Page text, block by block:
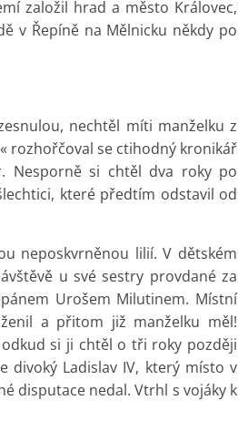
založil hrad a město Královec,
v Řepíně na Mělnicku někdy po
nechtěl míti manželku z
rozhořčoval se ctihodný kronikář
Nesporně si chtěl dva roky po
které předtím odstavil od
neposkvrněnou lilií. V dětském
u své sestry provdané za
Urošem Milutinem. Místní
a přitom již manželku měl!
si ji chtěl o tři roky později
divoký Ladislav IV, který místo v
disputace nedal. Vtrhl s vojáky k